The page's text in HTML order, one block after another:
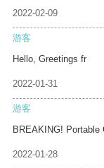
2022-02-09
游客
Hello, Greetings fr
2022-01-31
游客
BREAKING! Portable
2022-01-28